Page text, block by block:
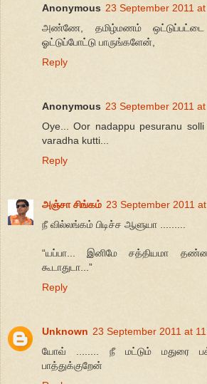
Anonymous 23 September 2011
அண்ணே, தமிழ்மணம் ஒட்டுப்பட்டை
ஓட்டுப்போட்டு பாருங்களேன்,
Reply
Anonymous 23 September 2011
Oye... Oor nadappu pesuranu
varadha kutti...
Reply
அஞ்சா சிங்கம் 23 September 2011
நீ வில்லங்கம் பிடிச்ச ஆளுயா .........
“யப்பா... இனிமே சத்தியமா
கூடாதுடா...”
Reply
Unknown 23 September 2011 at
யோவ் ........ நீ மட்டும் மதுரை
பாத்துக்குறேன்